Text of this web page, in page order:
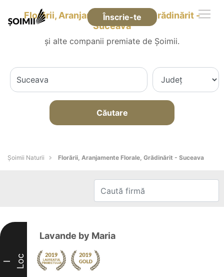
Înscrie-te
Florării, Aranjamente Florale, Grădinărit -
Suceava
și alte companii premiate de Șoimii.
Căutare
Şoimii Naturii Florării, Aranjamente Florale, Grădinărit - Suceava
I Loc
Lavande by Maria